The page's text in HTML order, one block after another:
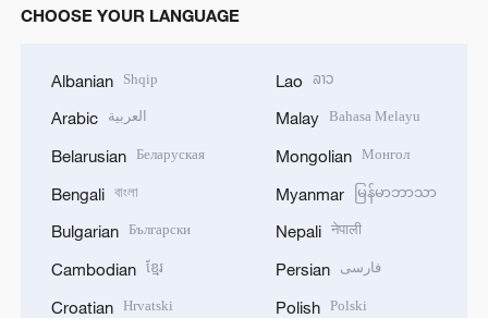
CHOOSE YOUR LANGUAGE
Albanian Shqip
Arabic العربية
Belarusian Беларуская
Bengali বাংলা
Bulgarian Български
Cambodian ខ្មែរ
Croatian Hrvatski
Lao ລາວ
Malay Bahasa Melayu
Mongolian Монгол
Myanmar မြန်မာဘာသာ
Nepali नेपाली
Persian فارسی
Polish Polski